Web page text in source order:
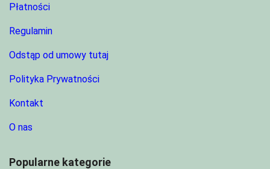
Płatności
Regulamin
Odstąp od umowy tutaj
Polityka Prywatności
Kontakt
O nas
Popularne kategorie